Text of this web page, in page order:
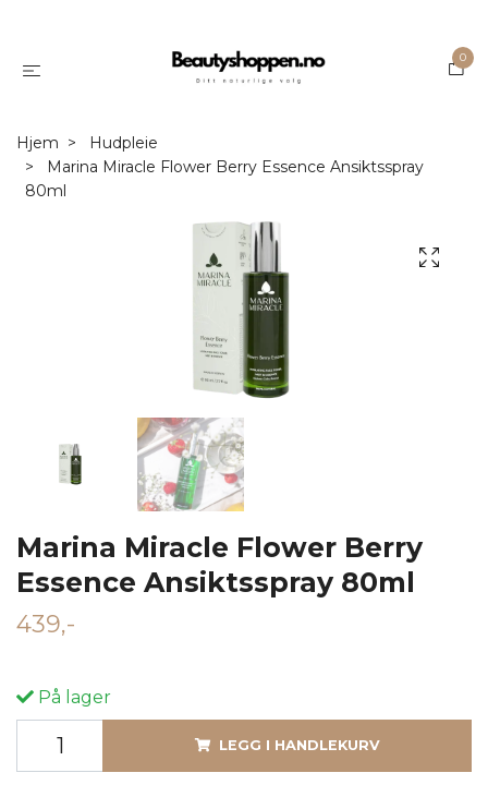
0
Hjem
Hudpleie
Marina Miracle Flower Berry Essence Ansiktsspray
80ml
Marina Miracle Flower Berry
Essence Ansiktsspray 80ml
439,-
På lager
LEGG I HANDLEKURV